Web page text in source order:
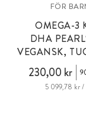
FÖR
OMEGA-3
DHA
VEGANSK,
230,00 kr
5 099,78 kr /